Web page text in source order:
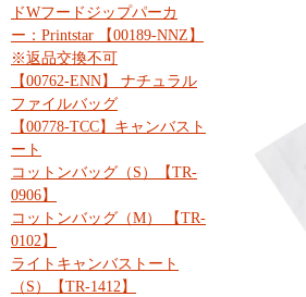
ドWフードジップパーカ
ー：Printstar 【00189-NNZ】
※返品交換不可
【00762-ENN】 ナチュラル
ファイルバッグ
【00778-TCC】キャンバスト
ート
コットンバッグ（S）【TR-
0906】
コットンバッグ（M） 【TR-
0102】
ライトキャンバストート
（S）【TR-1412】